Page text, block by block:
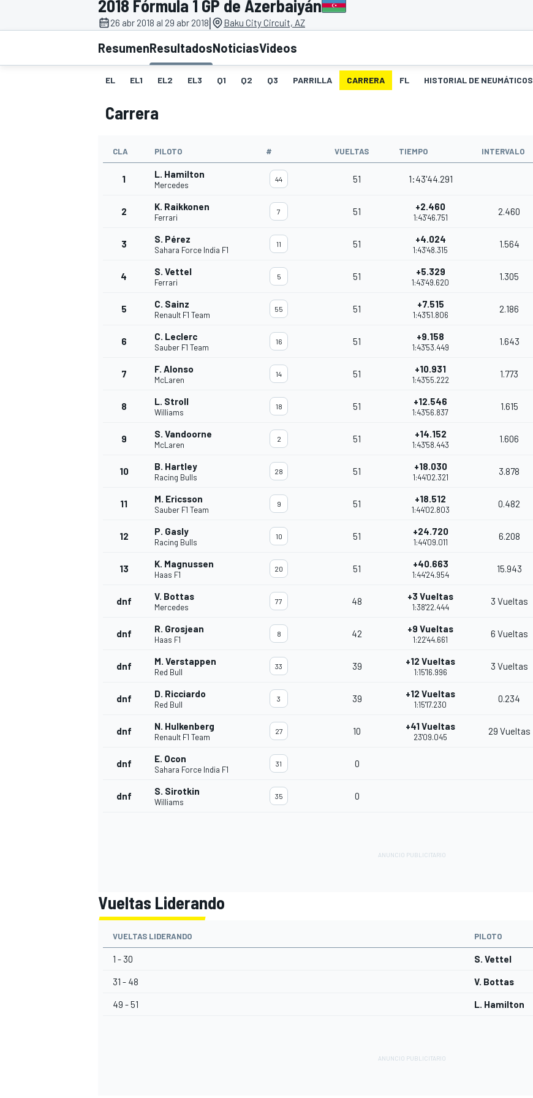
FÓRMULA E MOTO
2018 Fórmula 1 GP de Azerbaiyán
26 abr 2018 al 29 abr 2018| Baku City Circuit, AZ
ResumenResultadosNoticiasVideos
EL EL1 EL2 EL3 Q1 Q2 Q3 PARRILLA CARRERA FL HISTORIAL DE NEUMÁTICOS
Carrera
CLA PILOTO # VUELTAS TIEMPO INTERVALO
1 L. Hamilton
Mercedes
44 51 1:43'44.291
2 K. Raikkonen
Ferrari
7 51 +2.460
1:43'46.751
2.460
3 S. Pérez
Sahara Force India F1
11 51 +4.024
1:43'48.315
1.564
4 S. Vettel
Ferrari
5 51 +5.329
1:43'49.620
1.305
5 C. Sainz
Renault F1 Team
55 51 +7.515
1:43'51.806
2.186
6 C. Leclerc
Sauber F1 Team
16 51 +9.158
1:43'53.449
1.643
7 F. Alonso
McLaren
14 51 +10.931
1:43'55.222
1.773
8 L. Stroll
Williams
18 51 +12.546
1:43'56.837
1.615
9 S. Vandoorne
McLaren
2 51 +14.152
1:43'58.443
1.606
10 B. Hartley
Racing Bulls
28 51 +18.030
1:44'02.321
3.878
11 M. Ericsson
Sauber F1 Team
9 51 +18.512
1:44'02.803
0.482
12 P. Gasly
Racing Bulls
10 51 +24.720
1:44'09.011
6.208
13 K. Magnussen
Haas F1
20 51 +40.663
1:44'24.954
15.943
dnf V. Bottas
Mercedes
77 48 +3 Vueltas
1:38'22.444
3 Vueltas
dnf R. Grosjean
Haas F1
8 42 +9 Vueltas
1:22'44.661
6 Vueltas
dnf M. Verstappen
Red Bull
33 39 +12 Vueltas
1:15'16.996
3 Vueltas
dnf D. Ricciardo
Red Bull
3 39 +12 Vueltas
1:15'17.230
0.234
dnf N. Hulkenberg
Renault F1 Team
27 10 +41 Vueltas
23'09.045
29 Vueltas
dnf E. Ocon
Sahara Force India F1
31 0
dnf S. Sirotkin
Williams
35 0
Vueltas Liderando
VUELTAS LIDERANDO PILOTO
1 - 30 S. Vettel
31 - 48 V. Bottas
49 - 51 L. Hamilton